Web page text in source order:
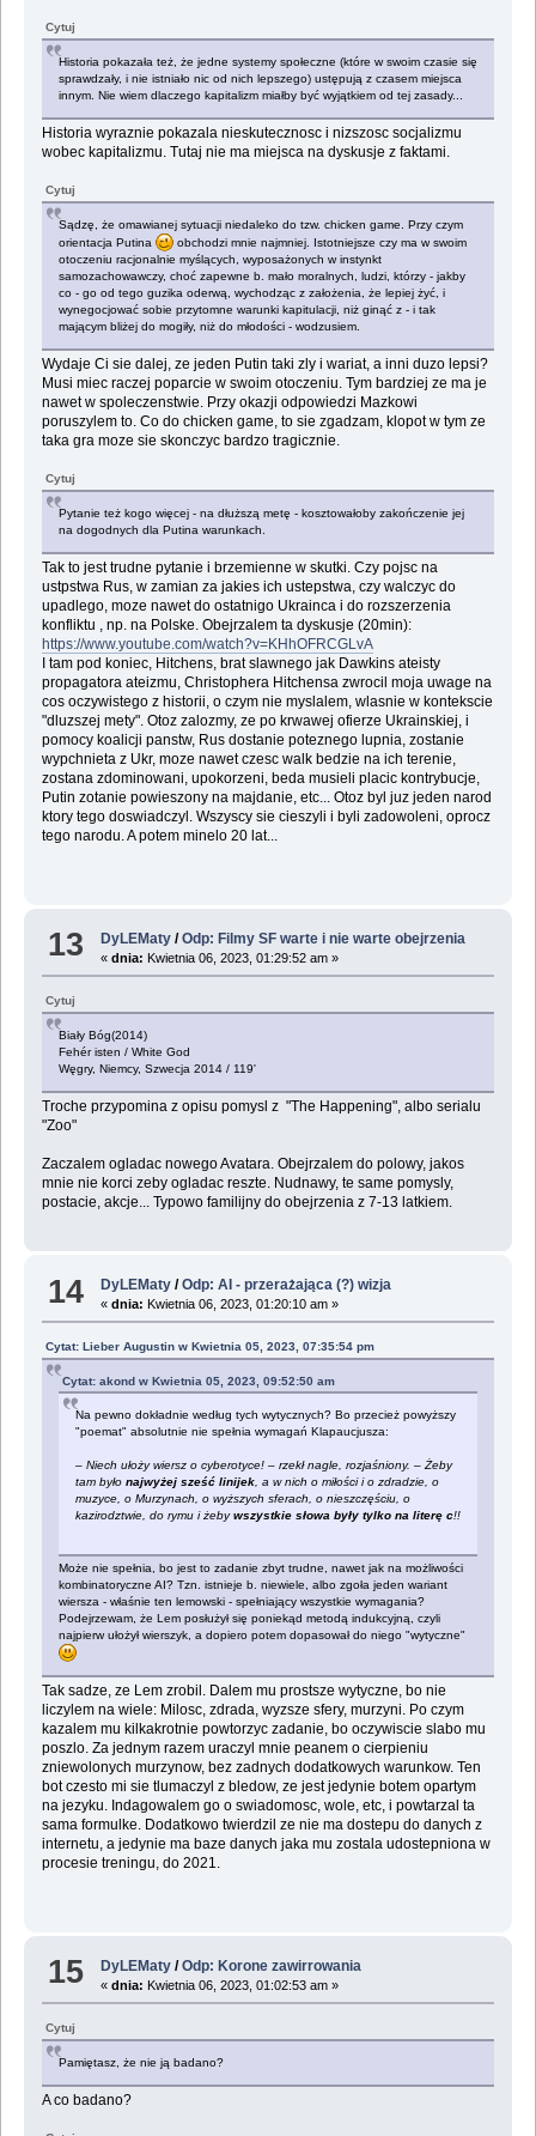
Cytuj
Historia pokazała też, że jedne systemy społeczne (które w swoim czasie się
sprawdzały, i nie istniało nic od nich lepszego) ustępują z czasem miejsca
innym. Nie wiem dlaczego kapitalizm miałby być wyjątkiem od tej zasady...
Historia wyraznie pokazala nieskutecznosc i nizszosc socjalizmu
wobec kapitalizmu. Tutaj nie ma miejsca na dyskusje z faktami.
Cytuj
Sądzę, że omawianej sytuacji niedaleko do tzw. chicken game. Przy czym
orientacja Putina
obchodzi mnie najmniej. Istotniejsze czy ma w swoim
otoczeniu racjonalnie myślących, wyposażonych w instynkt
samozachowawczy, choć zapewne b. mało moralnych, ludzi, którzy - jakby
co - go od tego guzika oderwą, wychodząc z założenia, że lepiej żyć, i
wynegocjować sobie przytomne warunki kapitulacji, niż ginąć z - i tak
mającym bliżej do mogiły, niż do młodości - wodzusiem.
Wydaje Ci sie dalej, ze jeden Putin taki zly i wariat, a inni duzo lepsi?
Musi miec raczej poparcie w swoim otoczeniu. Tym bardziej ze ma je
nawet w spoleczenstwie. Przy okazji odpowiedzi Mazkowi
poruszylem to. Co do chicken game, to sie zgadzam, klopot w tym ze
taka gra moze sie skonczyc bardzo tragicznie.
Cytuj
Pytanie też kogo więcej - na dłuższą metę - kosztowałoby zakończenie jej
na dogodnych dla Putina warunkach.
Tak to jest trudne pytanie i brzemienne w skutki. Czy pojsc na
ustpstwa Rus, w zamian za jakies ich ustepstwa, czy walczyc do
upadlego, moze nawet do ostatnigo Ukrainca i do rozszerzenia
konfliktu , np. na Polske. Obejrzalem ta dyskusje (20min):
https://www.youtube.com/watch?v=KHhOFRCGLvA
I tam pod koniec, Hitchens, brat slawnego jak Dawkins ateisty
propagatora ateizmu, Christophera Hitchensa zwrocil moja uwage na
cos oczywistego z historii, o czym nie myslalem, wlasnie w kontekscie
"dluzszej mety". Otoz zalozmy, ze po krwawej ofierze Ukrainskiej, i
pomocy koalicji panstw, Rus dostanie poteznego lupnia, zostanie
wypchnieta z Ukr, moze nawet czesc walk bedzie na ich terenie,
zostana zdominowani, upokorzeni, beda musieli placic kontrybucje,
Putin zotanie powieszony na majdanie, etc... Otoz byl juz jeden narod
ktory tego doswiadczyl. Wszyscy sie cieszyli i byli zadowoleni, oprocz
tego narodu. A potem minelo 20 lat...
13 DyLEMaty /Odp: Filmy SF warte i nie warte obejrzenia
«dnia: Kwietnia 06, 2023, 01:29:52 am »
Cytuj
Biały Bóg(2014)
Fehér isten / White God
Węgry, Niemcy, Szwecja 2014 / 119'
Troche przypomina z opisu pomysl z "The Happening", albo serialu
"Zoo"
Zaczalem ogladac nowego Avatara. Obejrzalem do polowy, jakos
mnie nie korci zeby ogladac reszte. Nudnawy, te same pomysly,
postacie, akcje... Typowo familijny do obejrzenia z 7-13 latkiem.
14 DyLEMaty /Odp: AI - przerażająca (?) wizja
«dnia: Kwietnia 06, 2023, 01:20:10 am »
Cytat: Lieber Augustin w Kwietnia 05, 2023, 07:35:54 pm
Cytat: akond w Kwietnia 05, 2023, 09:52:50 am
Na pewno dokładnie według tych wytycznych? Bo przecież powyższy
"poemat" absolutnie nie spełnia wymagań Klapaucjusza:
– Niech ułoży wiersz o cyberotyce! – rzekł nagle, rozjaśniony. – Żeby
tam było najwyżej sześć linijek, a w nich o miłości i o zdradzie, o
muzyce, o Murzynach, o wyższych sferach, o nieszczęściu, o
kazirodztwie, do rymu i żebywszystkie słowa były tylko na literę c!!
Może nie spełnia, bo jest to zadanie zbyt trudne, nawet jak na możliwości
kombinatoryczne AI? Tzn. istnieje b. niewiele, albo zgoła jeden wariant
wiersza - właśnie ten lemowski - spełniający wszystkie wymagania?
Podejrzewam, że Lem posłużył się poniekąd metodą indukcyjną, czyli
najpierw ułożył wierszyk, a dopiero potem dopasował do niego "wytyczne"
Tak sadze, ze Lem zrobil. Dalem mu prostsze wytyczne, bo nie
liczylem na wiele: Milosc, zdrada, wyzsze sfery, murzyni. Po czym
kazalem mu kilkakrotnie powtorzyc zadanie, bo oczywiscie slabo mu
poszlo. Za jednym razem uraczyl mnie peanem o cierpieniu
zniewolonych murzynow, bez zadnych dodatkowych warunkow. Ten
bot czesto mi sie tlumaczyl z bledow, ze jest jedynie botem opartym
na jezyku. Indagowalem go o swiadomosc, wole, etc, i powtarzal ta
sama formulke. Dodatkowo twierdzil ze nie ma dostepu do danych z
internetu, a jedynie ma baze danych jaka mu zostala udostepniona w
procesie treningu, do 2021.
15 DyLEMaty /Odp: Korone zawirrowania
«dnia: Kwietnia 06, 2023, 01:02:53 am »
Cytuj
Pamiętasz, że nie ją badano?
A co badano?